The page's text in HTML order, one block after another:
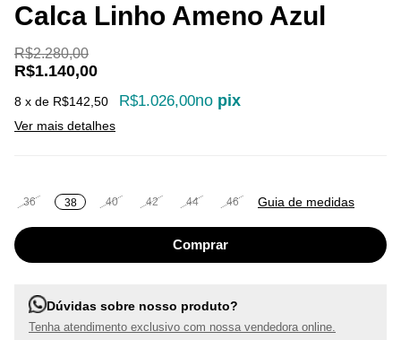
Calca Linho Ameno Azul
R$2.280,00
R$1.140,00
8 x de R$142,50 R$1.026,00no pix
Ver mais detalhes
36 38 40 42 44 46 Guia de medidas
Dúvidas sobre nosso produto?
Tenha atendimento exclusivo com nossa vendedora online.